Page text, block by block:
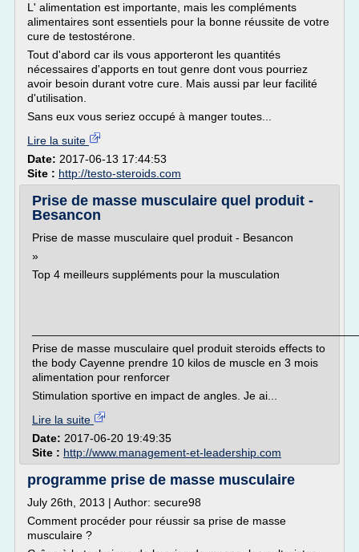
L' alimentation est importante, mais les compléments
alimentaires sont essentiels pour la bonne réussite de votre
cure de testostérone.
Tout d'abord car ils vous apporteront les quantités
nécessaires d'apports en tout genre dont vous pourriez
avoir besoin durant votre cure. Mais aussi par leur facilité
d'utilisation.
Sans eux vous seriez occupé à manger toutes...
Lire la suite
Date: 2017-06-13 17:44:53
Site : http://testo-steroids.com
Prise de masse musculaire quel produit -
Besancon
Prise de masse musculaire quel produit - Besancon
»
Top 4 meilleurs suppléments pour la musculation
Prise de masse musculaire quel produit steroids effects to
the body Cayenne prendre 10 kilos de muscle en 3 mois
alimentation pour renforcer
Stimulation sportive en impact de angles. Je ai...
Lire la suite
Date: 2017-06-20 19:49:35
Site : http://www.management-et-leadership.com
programme prise de masse musculaire
July 26th, 2013 | Author: secure98
Comment procéder pour réussir sa prise de masse
musculaire ?